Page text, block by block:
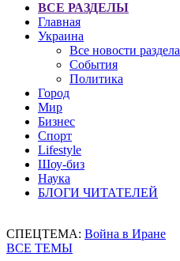
ВСЕ РАЗДЕЛЫ
Главная
Украина
Все новости раздела
События
Политика
Город
Мир
Бизнес
Спорт
Lifestyle
Шоу-биз
Наука
БЛОГИ ЧИТАТЕЛЕЙ
СПЕЦТЕМА: Война в Иране
ВСЕ ТЕМЫ